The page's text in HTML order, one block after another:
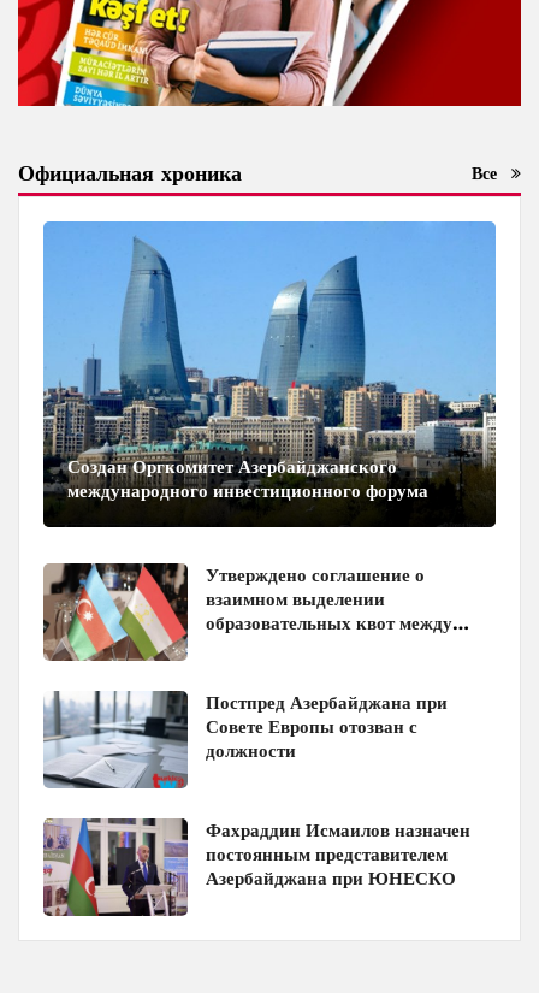
Официальная хроника Все
Создан Оргкомитет Азербайджанского
международного инвестиционного форума
Утверждено соглашение о
взаимном выделении
образовательных квот между
Постпред Азербайджана при
Совете Европы отозван с
должности
Фахраддин Исмаилов назначен
постоянным представителем
Азербайджана при ЮНЕСКО